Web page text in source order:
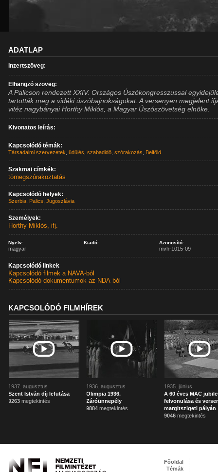
ADATLAP
Inzertszöveg:
Elhangzó szöveg:
A Palicson rendezett XXIV. Országos Úszókongresszussal
tartották meg a vidéki úszóbajnokságokat. A versenyen megjelent
vitéz nagybányai Horthy Miklós, a Magyar Úszószövetség elnöke.
Kivonatos leírás:
Kapcsolódó témák:
Társadalmi szervezetek ,üdülés ,szabadidő ,szórakozás Belföld
Szakmai címkék:
tömegszórakoztatás
Kapcsolódó helyek:
Szerbia Palics ,Jugoszlávia
Személyek:
Horthy Miklós, ifj.
Nyelv:
magyar
Kiadó: Azonosító:
mvh-1015-09
Kapcsolódó linkek
Kapcsolódó filmek a NAVA-ból
Kapcsolódó dokumentumok az NDA-ból
KAPCSOLÓDÓ FILMHÍREK
1937. augusztus
Szent István díj lefutása
9263 megtekintés
1936. augusztus
Olimpia 1936.
Záróünnepély
9884 megtekintés
1935. június
A 60 éves MAC
felvonulása és
margitszigeti pályán
9046 megtekintés
Főoldal
Témák